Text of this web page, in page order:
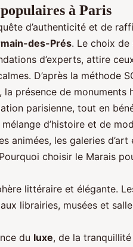
à Paris
d’authenticité et de
des-Prés. Le choix de
d’experts, attire
D’après la méthode
présence de
parisienne, tout en
d’histoire et de
animées, les galeries
choisir le Marais
littéraire et élégante.
librairies, musées et
du luxe, de la